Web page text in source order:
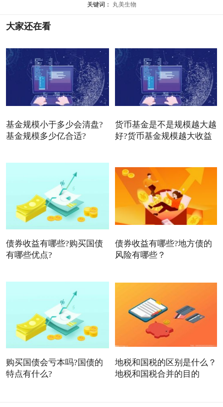
关键词： 丸美生物
大家还在看
基金规模小于多少会清盘?
基金规模多少亿合适?
货币基金是不是规模越大越
好?货币基金规模越大收益
债券收益有哪些?购买国债
有哪些优点?
债券收益有哪些?地方债的
风险有哪些？
购买国债会亏本吗?国债的
特点有什么?
地税和国税的区别是什么？
地税和国税合并的目的